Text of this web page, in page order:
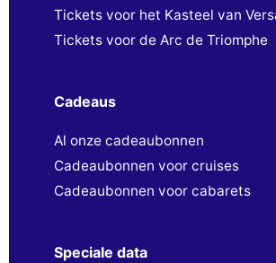
Tickets voor het Kasteel van
Tickets voor de Arc de Triomphe
Cadeaus
Al onze cadeaubonnen
Cadeaubonnen voor cruises
Cadeaubonnen voor cabarets
Speciale data